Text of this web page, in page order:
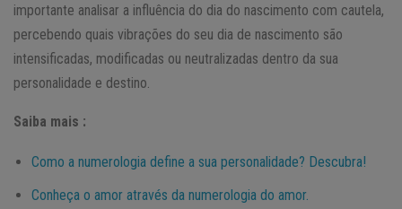
importante analisar a influência do dia do nascimento com cautela,
percebendo quais vibrações do seu dia de nascimento são
intensificadas, modificadas ou neutralizadas dentro da sua
personalidade e destino.
Saiba mais :
Como a numerologia define a sua personalidade? Descubra!
Conheça o amor através da numerologia do amor.